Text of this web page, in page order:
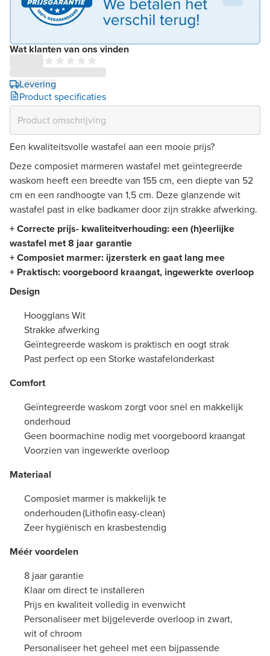
Wat klanten van ons vinden
Levering
Product specificaties
Een kwaliteitsvolle wastafel aan een mooie prijs?
Deze composiet marmeren wastafel met geïntegreerde
waskom heeft een breedte van 155 cm, een diepte van 52
cm en een randhoogte van 1,5 cm. Deze glanzende wit
wastafel past in elke badkamer door zijn strakke afwerking.
+ Correcte prijs- kwaliteitverhouding: een (h)eerlijke
wastafel met 8 jaar garantie
+ Composiet marmer: ijzersterk en gaat lang mee
+ Praktisch: voorgeboord kraangat, ingewerkte overloop
Design
Hoogglans Wit
Strakke afwerking
Geïntegreerde waskom is praktisch en oogt strak
Past perfect op een Storke wastafelonderkast
Comfort
Geïntegreerde waskom zorgt voor snel en makkelijk
onderhoud
Geen boormachine nodig met voorgeboord kraangat
Voorzien van ingewerkte overloop
Materiaal
Composiet marmer is makkelijk te
onderhouden (Lithofin easy-clean)
Zeer hygiënisch en krasbestendig
Méér voordelen
8 jaar garantie
Klaar om direct te installeren
Prijs en kwaliteit volledig in evenwicht
Personaliseer met bijgeleverde overloop in zwart,
wit of chroom
Personaliseer het geheel met een bijpassende